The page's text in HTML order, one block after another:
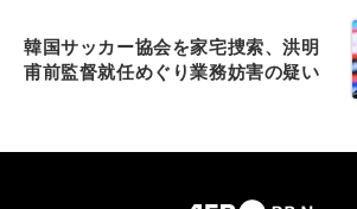
韓国サッカー協会を家宅捜索、洪明
甫前監督就任めぐり業務妨害の疑い